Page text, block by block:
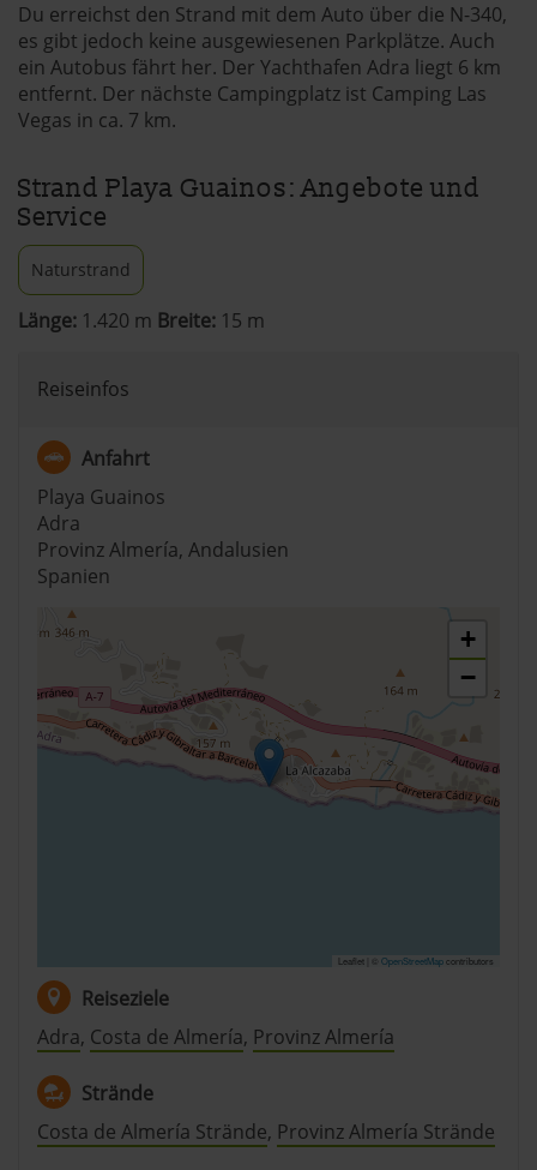
Du erreichst den Strand mit dem Auto über die N-340,
es gibt jedoch keine ausgewiesenen Parkplätze. Auch
ein Autobus fährt her. Der Yachthafen Adra liegt 6 km
entfernt. Der nächste Campingplatz ist Camping Las
Vegas in ca. 7 km.
Strand Playa Guainos: Angebote und
Service
Naturstrand
Länge: 1.420 m Breite: 15 m
Reiseinfos
Anfahrt
Playa Guainos
Adra
Provinz Almería, Andalusien
Spanien
+
−
Leaflet | © OpenStreetMapcontributors
Reiseziele
Adra, Costa de Almería, Provinz Almería
Strände
Costa de Almería Strände, Provinz Almería Strände